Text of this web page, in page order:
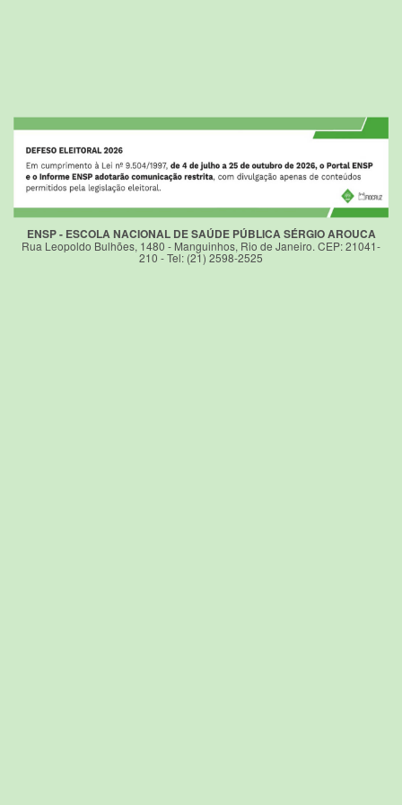
ENSP - ESCOLA NACIONAL DE SAÚDE PÚBLICA SÉRGIO AROUCA
Rua Leopoldo Bulhões, 1480 - Manguinhos, Rio de Janeiro. CEP: 21041-
210 - Tel: (21) 2598-2525